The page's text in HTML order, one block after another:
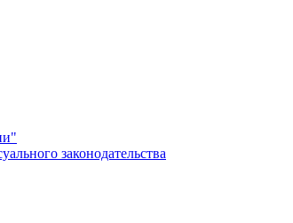
законодательства